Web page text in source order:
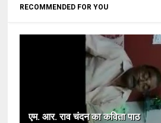
RECOMMENDED FOR YOU
एम. आर. राव चंदन का कविता पाठ